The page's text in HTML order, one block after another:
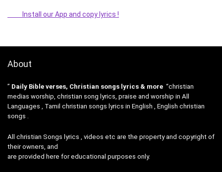
Install our App and copy lyrics !
About
” Daily Bible verses, Christian songs lyrics & more “christian
medias worship, christian song lyrics, praise and worship in All
Languages , Tamil christian songs lyrics in English , English christian
songs .
All christian Songs lyrics , videos etc are the property and copyright of
their owners, and
are provided here for educational purposes only.